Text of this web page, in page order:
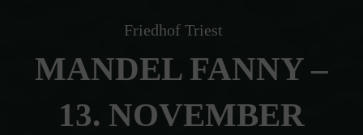
Friedhof Triest
MANDEL FANNY –
13. NOVEMBER